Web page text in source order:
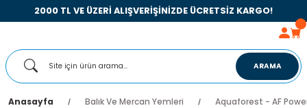
2000 TL VE ÜZERİ ALIŞVERİŞİNİZDE ÜCRETSİZ KARGO!
ARAMA
Anasayfa Balık Ve Mercan Yemleri Aquaforest - AF